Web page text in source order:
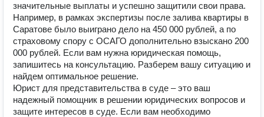
значительные выплаты и успешно защитили свои права.
Например, в рамках экспертизы после залива квартиры в
Саратове было выиграно дело на 450 000 рублей, а по
страховому спору с ОСАГО дополнительно взыскано 200
000 рублей. Если вам нужна юридическая помощь,
запишитесь на консультацию. Разберем вашу ситуацию и
найдем оптимальное решение.
Юрист для представительства в суде – это ваш
надежный помощник в решении юридических вопросов и
защите интересов в суде. Если вам необходимо